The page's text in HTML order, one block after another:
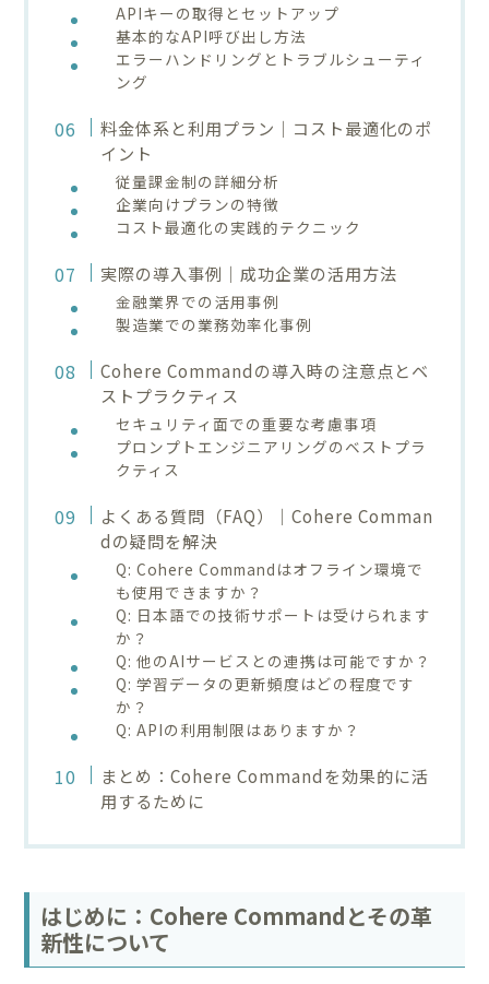
APIキーの取得とセットアップ
基本的なAPI呼び出し方法
エラーハンドリングとトラブルシューティ
ング
料金体系と利用プラン｜コスト最適化のポ
イント
従量課金制の詳細分析
企業向けプランの特徴
コスト最適化の実践的テクニック
実際の導入事例｜成功企業の活用方法
金融業界での活用事例
製造業での業務効率化事例
Cohere Commandの導入時の注意点とベ
ストプラクティス
セキュリティ面での重要な考慮事項
プロンプトエンジニアリングのベストプラ
クティス
よくある質問（FAQ）｜Cohere Comman
dの疑問を解決
Q: Cohere Commandはオフライン環境で
も使用できますか？
Q: 日本語での技術サポートは受けられます
か？
Q: 他のAIサービスとの連携は可能ですか？
Q: 学習データの更新頻度はどの程度です
か？
Q: APIの利用制限はありますか？
まとめ：Cohere Commandを効果的に活
用するために
はじめに：Cohere Commandとその革
新性について